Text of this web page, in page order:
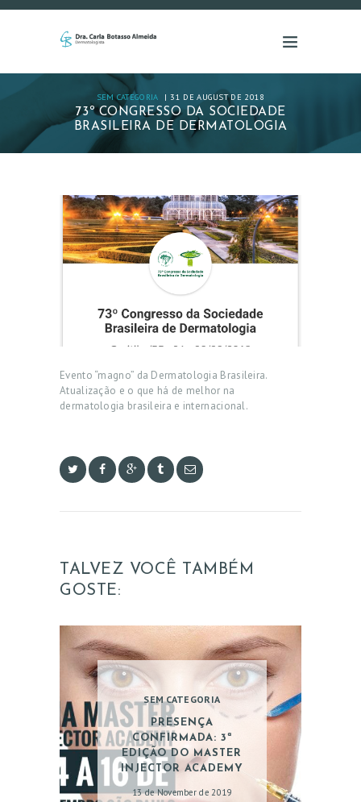
SEM CATEGORIA 31 DE AUGUST DE 2018
73º CONGRESSO DA SOCIEDADE
BRASILEIRA DE DERMATOLOGIA
Evento “magno” da Dermatologia Brasileira.
Atualização e o que há de melhor na
dermatologia brasileira e internacional.
TALVEZ VOCÊ TAMBÉM
GOSTE:
SEM CATEGORIA
PRESENÇA
CONFIRMADA: 3ª
EDIÇÃO DO MASTER
INJECTOR ACADEMY
13 de November de 2019